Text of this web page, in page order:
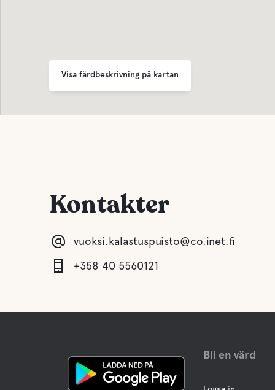
Visa färdbeskrivning på kartan
Kontakter
vuoksi.kalastuspuisto@co.inet.fi
+358 40 5560121
Bli en värd